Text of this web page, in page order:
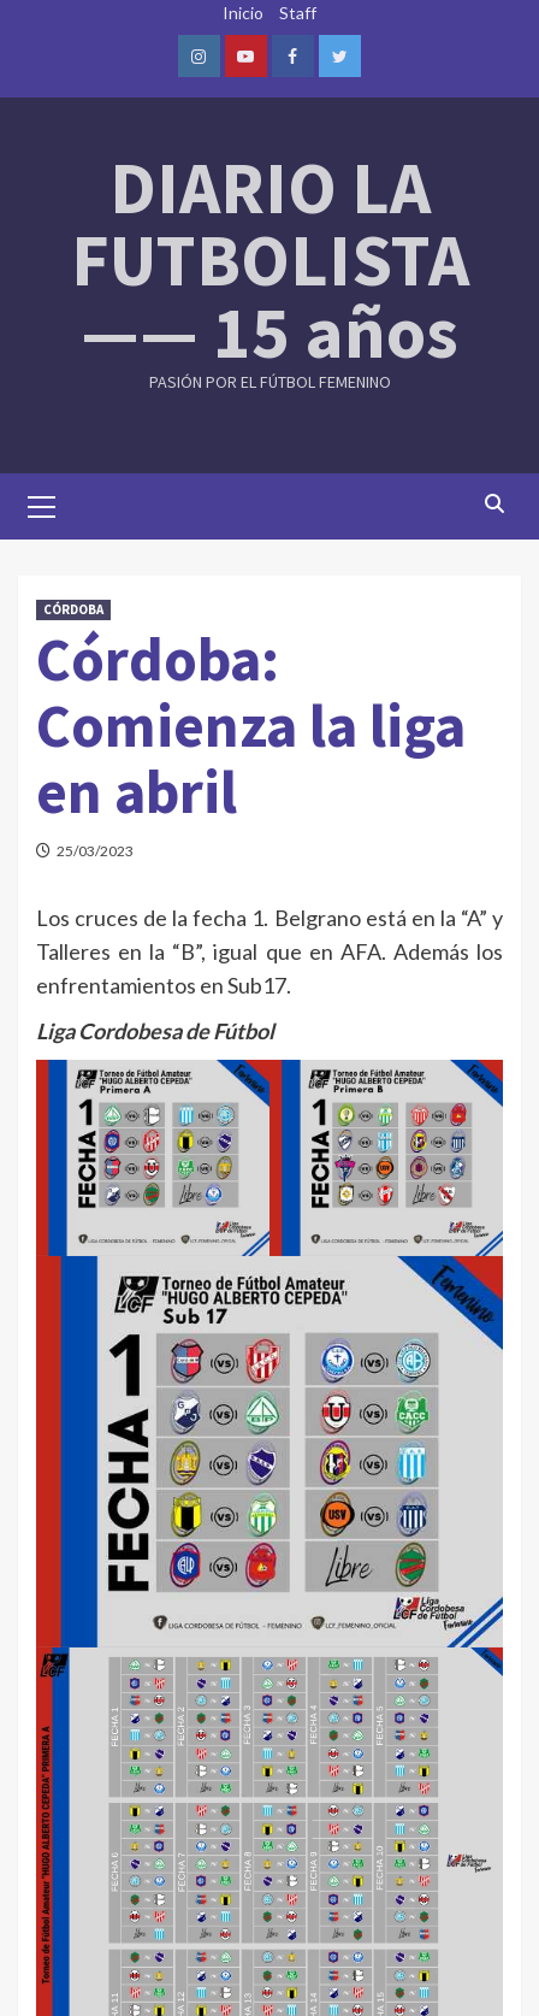
Inicio Staff
InstagramYoutubeFacebookTwitter
DIARIO LA
FUTBOLISTA
—— 15 años
PASIÓN POR EL FÚTBOL FEMENINO
Menu
CÓRDOBA
Córdoba:
Comienza la liga
en abril
25/03/2023
Los cruces de la fecha 1. Belgrano está en la “A” y
Talleres en la “B”, igual que en AFA. Además los
enfrentamientos en Sub17.
Liga Cordobesa de Fútbol